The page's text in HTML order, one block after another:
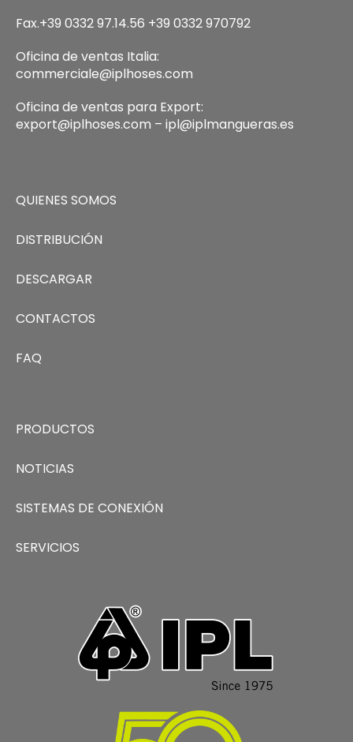
Fax.+39 0332 97.14.56 +39 0332 970792
Oficina de ventas Italia:
commerciale@iplhoses.com
Oficina de ventas para Export:
export@iplhoses.com – ipl@iplmangueras.es
QUIENES SOMOS
DISTRIBUCIÓN
DESCARGAR
CONTACTOS
FAQ
PRODUCTOS
NOTICIAS
SISTEMAS DE CONEXIÓN
SERVICIOS